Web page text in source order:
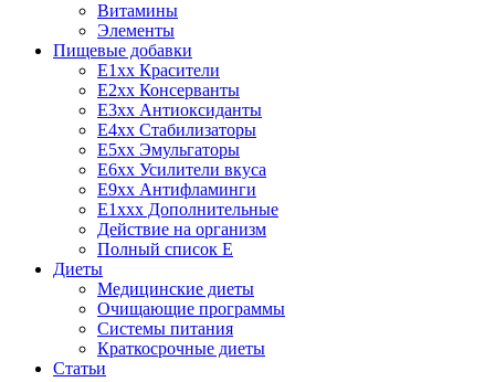
Витамины
Элементы
Пищевые добавки
E1xx Красители
E2xx Консерванты
E3xx Антиоксиданты
E4xx Стабилизаторы
E5xx Эмульгаторы
E6xx Усилители вкуса
E9xx Антифламинги
E1xxx Дополнительные
Действие на организм
Полный список E
Диеты
Медицинские диеты
Очищающие программы
Системы питания
Краткосрочные диеты
Статьи